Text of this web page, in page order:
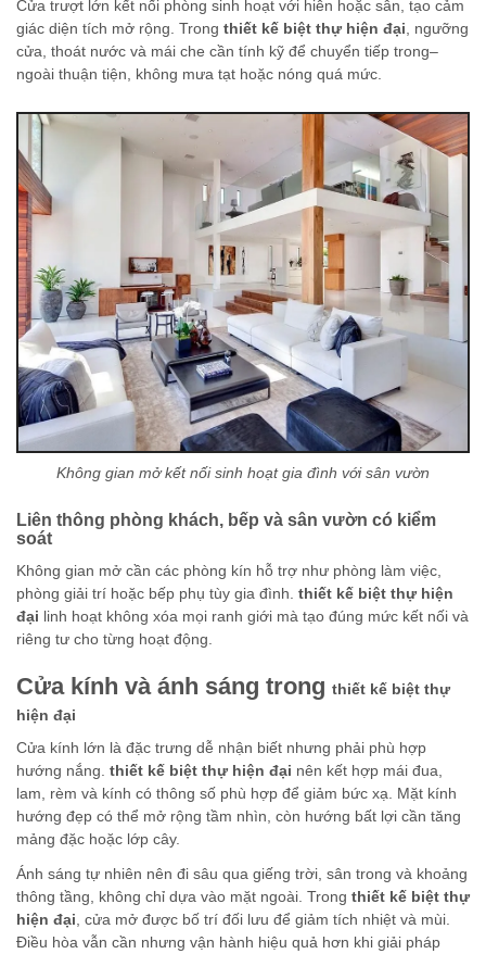
Cửa trượt lớn kết nối phòng sinh hoạt với hiên hoặc sân, tạo cảm
giác diện tích mở rộng. Trong thiết kế biệt thự hiện đại , ngưỡng
cửa, thoát nước và mái che cần tính kỹ để chuyển tiếp trong–
ngoài thuận tiện, không mưa tạt hoặc nóng quá mức.
Không gian mở kết nối sinh hoạt gia đình với sân vườn
Liên thông phòng khách, bếp và sân vườn có kiểm
soát
Không gian mở cần các phòng kín hỗ trợ như phòng làm việc,
phòng giải trí hoặc bếp phụ tùy gia đình. thiết kế biệt thự hiện
đại linh hoạt không xóa mọi ranh giới mà tạo đúng mức kết nối và
riêng tư cho từng hoạt động.
Cửa kính và ánh sáng trong thiết kế biệt thự
hiện đại
Cửa kính lớn là đặc trưng dễ nhận biết nhưng phải phù hợp
hướng nắng. thiết kế biệt thự hiện đại nên kết hợp mái đua,
lam, rèm và kính có thông số phù hợp để giảm bức xạ. Mặt kính
hướng đẹp có thể mở rộng tầm nhìn, còn hướng bất lợi cần tăng
mảng đặc hoặc lớp cây.
Ánh sáng tự nhiên nên đi sâu qua giếng trời, sân trong và khoảng
thông tầng, không chỉ dựa vào mặt ngoài. Trong thiết kế biệt thự
hiện đại , cửa mở được bố trí đối lưu để giảm tích nhiệt và mùi.
Điều hòa vẫn cần nhưng vận hành hiệu quả hơn khi giải pháp